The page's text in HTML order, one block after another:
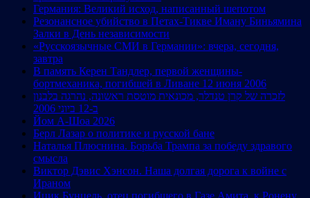
Германия: Великий исход, написанный шепотом
Резонансное убийство в Петах-Тикве Иману Биньямина
Залки в День независимости
«Русскоязычные СМИ в Германии»: вчера, сегодня,
завтра
В память Керен Тандлер, первой женщины-
бортмеханика, погибшей в Ливане 12 июня 2006
לזכרה של קרן טנדלר, מכונאית מוטסת ראשונה, נהרגה בלבנון
ב-12 ביוני 2006
Йом А-Шоа 2026
Берл Лазар о политике и русской бане
Наталья Плюснина. Борьба Трампа за победу здравого
смысла
Виктор Дэвис Хэнсон. Наша долгая дорога к войне с
Ираном